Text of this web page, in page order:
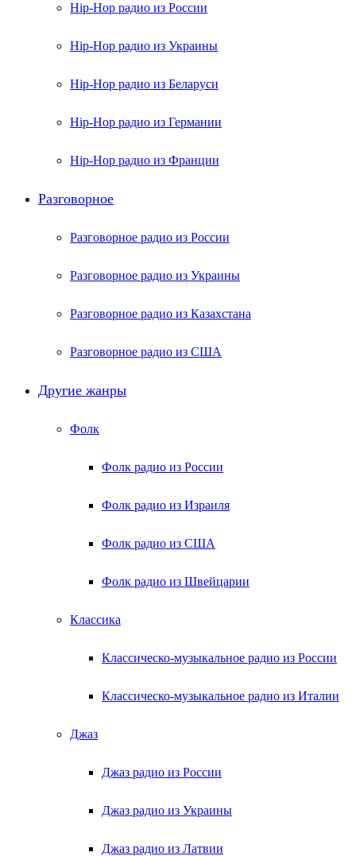
Hip-Hop радио из России
Hip-Hop радио из Украины
Hip-Hop радио из Беларуси
Hip-Hop радио из Германии
Hip-Hop радио из Франции
Разговорное
Разговорное радио из России
Разговорное радио из Украины
Разговорное радио из Казахстана
Разговорное радио из США
Другие жанры
Фолк
Фолк радио из России
Фолк радио из Израиля
Фолк радио из США
Фолк радио из Швейцарии
Классика
Классическо-музыкальное радио из России
Классическо-музыкальное радио из Италии
Джаз
Джаз радио из России
Джаз радио из Украины
Джаз радио из Латвии